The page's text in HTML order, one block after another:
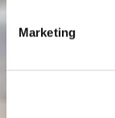
Marketing